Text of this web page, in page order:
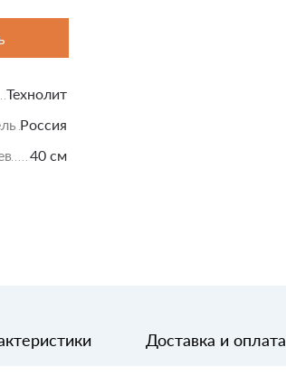
Технолит
Россия
40 см
Доставка и оплата